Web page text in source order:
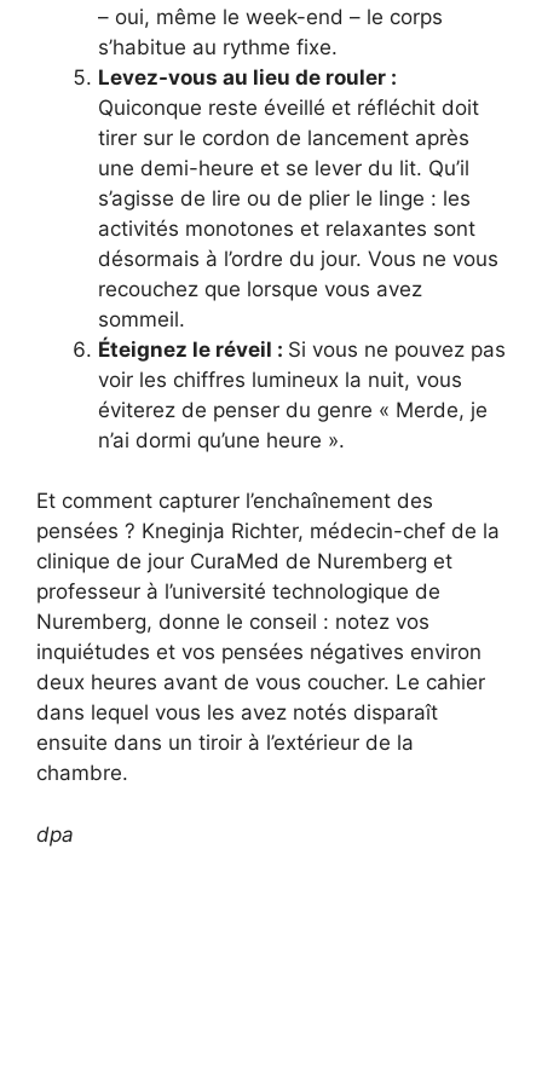
– oui, même le week-end – le corps
s’habitue au rythme fixe.
Levez-vous au lieu de rouler :
Quiconque reste éveillé et réfléchit doit
tirer sur le cordon de lancement après
une demi-heure et se lever du lit. Qu’il
s’agisse de lire ou de plier le linge : les
activités monotones et relaxantes sont
désormais à l’ordre du jour. Vous ne vous
recouchez que lorsque vous avez
sommeil.
Éteignez le réveil : Si vous ne pouvez pas
voir les chiffres lumineux la nuit, vous
éviterez de penser du genre « Merde, je
n’ai dormi qu’une heure ».
Et comment capturer l’enchaînement des
pensées ? Kneginja Richter, médecin-chef de la
clinique de jour CuraMed de Nuremberg et
professeur à l’université technologique de
Nuremberg, donne le conseil : notez vos
inquiétudes et vos pensées négatives environ
deux heures avant de vous coucher. Le cahier
dans lequel vous les avez notés disparaît
ensuite dans un tiroir à l’extérieur de la
chambre.
dpa